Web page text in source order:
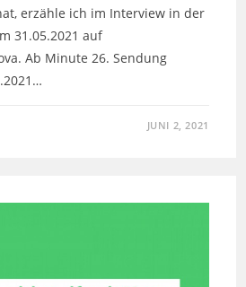
erzähle ich im Interview in der
31.05.2021 auf
Ab Minute 26. Sendung
JUNI 2, 2021